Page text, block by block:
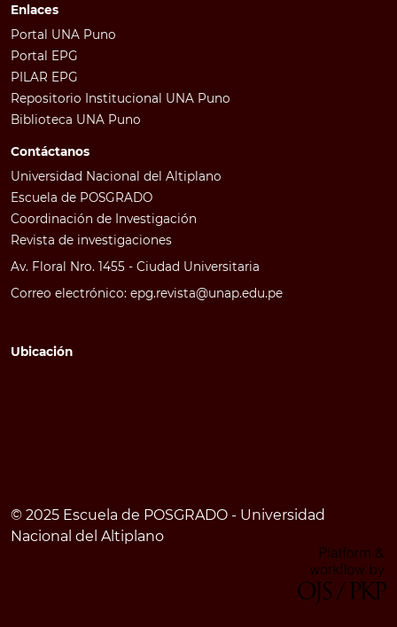
Enlaces
Portal UNA Puno
Portal EPG
PILAR EPG
Repositorio Institucional UNA Puno
Biblioteca UNA Puno
Contáctanos
Universidad Nacional del Altiplano
Escuela de POSGRADO
Coordinación de Investigación
Revista de investigaciones
Av. Floral Nro. 1455 - Ciudad Universitaria
Correo electrónico: epg.revista@unap.edu.pe
Ubicación
© 2025 Escuela de POSGRADO - Universidad
Nacional del Altiplano